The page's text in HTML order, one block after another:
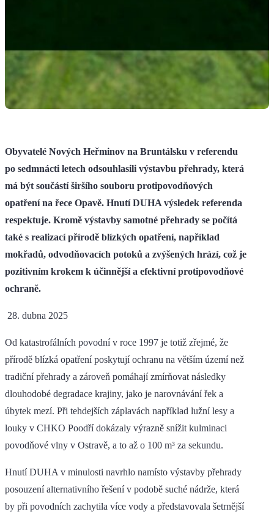
Obyvatelé Nových Heřminov na Bruntálsku v referendu
po sedmnácti letech odsouhlasili výstavbu přehrady, která
má být součástí širšího souboru protipovodňových
opatření na řece Opavě. Hnutí DUHA výsledek referenda
respektuje. Kromě výstavby samotné přehrady se počítá
také s realizací přírodě blízkých opatření, například
mokřadů, odvodňovacích potoků a zvýšených hrází, což je
pozitivním krokem k účinnější a efektivní protipovodňové
ochraně.
28. dubna 2025
Od katastrofálních povodní v roce 1997 je totiž zřejmé, že
přírodě blízká opatření poskytují ochranu na větším území než
tradiční přehrady a zároveň pomáhají zmírňovat následky
dlouhodobé degradace krajiny, jako je narovnávání řek a
úbytek mezí. Při tehdejších záplavách například lužní lesy a
louky v CHKO Poodří dokázaly výrazně snížit kulminaci
povodňové vlny v Ostravě, a to až o 100 m³ za sekundu.
Hnutí DUHA v minulosti navrhlo namísto výstavby přehrady
posouzení alternativního řešení v podobě suché nádrže, která
by při povodních zachytila více vody a představovala šetrnější